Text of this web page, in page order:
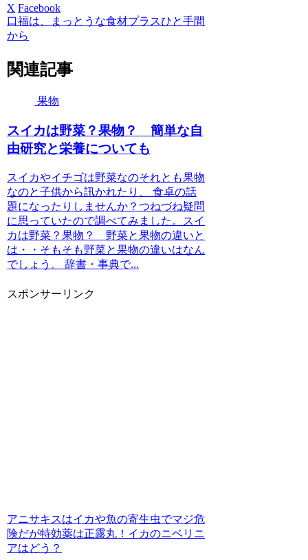
X Facebook
口福は、まっとうな食材プラスひと手間
から
関連記事
果物
スイカは野菜？果物？ 簡単な自
由研究と栄養についても
スイカやイチゴは野菜なのそれとも果物
なのと子供から訊かれたり、 食卓の話
題になったりしませんか？つねづね疑問
に思っていたので調べてみました。スイ
カは野菜？果物？ 野菜と果物の違いと
は・・そもそも野菜と果物の違いはなん
でしょう。 辞書・事典で...
スポンサーリンク
アニサキスはイカや魚の寄生虫でマジ危
険だが特効薬は正露丸！イカのニベリニ
アはどう？